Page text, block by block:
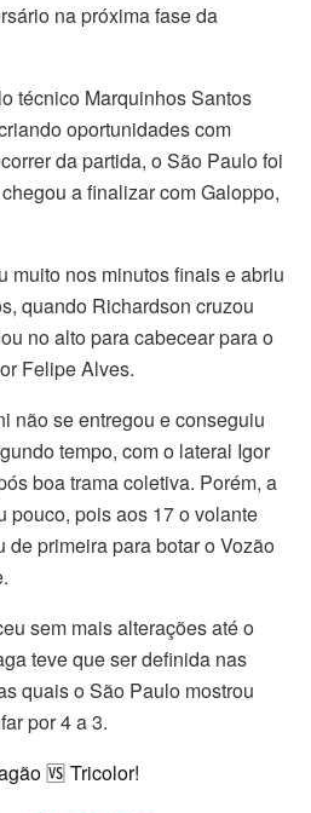
na próxima fase da
técnico Marquinhos Santos
oportunidades com
da partida, o São Paulo foi
a finalizar com Galoppo,
muito nos minutos finais e abriu
quando Richardson cruzou
no alto para cabecear para o
Felipe Alves.
não se entregou e conseguiu
tempo, com o lateral Igor
boa trama coletiva. Porém, a
pouco, pois aos 17 o volante
primeira para botar o Vozão
sem mais alterações até o
teve que ser definida nas
quais o São Paulo mostrou
por 4 a 3.
🆚 Tricolor!